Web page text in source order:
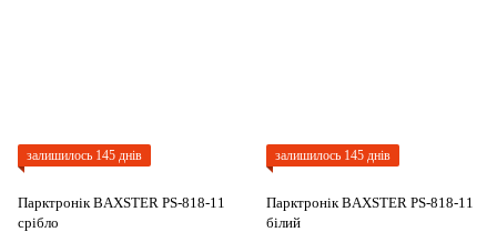
залишилось 145 днів
Парктронік BAXSTER PS-818-11
срібло
залишилось 145 днів
Парктронік BAXSTER PS-818-11
білий